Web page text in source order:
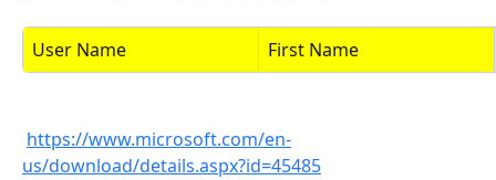
User Name First Name
https://www.microsoft.com/en-
us/download/details.aspx?id=45485